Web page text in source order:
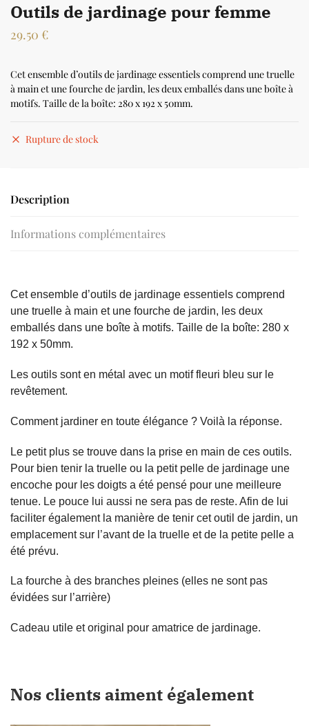
Outils de jardinage pour femme
29.50 €
Cet ensemble d’outils de jardinage essentiels comprend une truelle
à main et une fourche de jardin, les deux emballés dans une boîte à
motifs. Taille de la boîte: 280 x 192 x 50mm.
Rupture de stock
Description
Informations complémentaires
Cet ensemble d’outils de jardinage essentiels comprend
une truelle à main et une fourche de jardin, les deux
emballés dans une boîte à motifs. Taille de la boîte: 280 x
192 x 50mm.
Les outils sont en métal avec un motif fleuri bleu sur le
revêtement.
Comment jardiner en toute élégance ? Voilà la réponse.
Le petit plus se trouve dans la prise en main de ces outils.
Pour bien tenir la truelle ou la petit pelle de jardinage une
encoche pour les doigts a été pensé pour une meilleure
tenue. Le pouce lui aussi ne sera pas de reste. Afin de lui
faciliter également la manière de tenir cet outil de jardin, un
emplacement sur l’avant de la truelle et de la petite pelle a
été prévu.
La fourche à des branches pleines (elles ne sont pas
évidées sur l’arrière)
Cadeau utile et original pour amatrice de jardinage.
Nos clients aiment également